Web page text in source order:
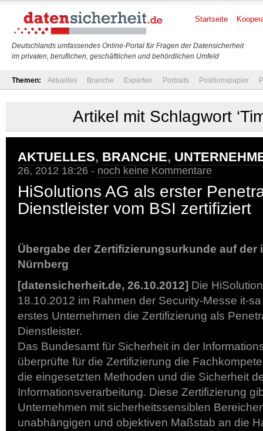
Deutschlands umfassendes Online-Portal für Fragen der Datensicherheit
im privaten, beruflichen, geschäftlichen und behördlichen Umfeld
Startseite
Themen: Aktuelles Branche Experten Portraits Positionspapier
Artikel mit Schlagwort
AKTUELLES, BRANCHE,
26, 2012 18:26 - noch keine Kommentare
HiSolutions AG als erster
Dienstleister vom BSI zertifiziert
Übergabe der Zertifizierungsurkunde auf der
Nürnberg
[datensicherheit.de, 26.10.2012] Die
18.10.2012 im Rahmen der Security-Messe it-
erstes Unternehmen die Zertifizierung als
Dienstleister.
Das Bundesamt für Sicherheit in der
überprüfte für die Zertifizierung die
die eingesetzten Methoden und die Sicherheit
Informationsverarbeitung. Diese Zertifizierung
Unternehmen mit sicherheitssensiblen
unabhängigen und objektiven Maßstab an die